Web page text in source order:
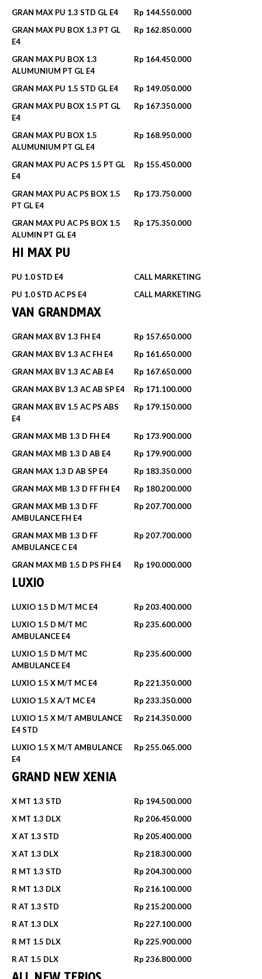
GRAN MAX PU 1.3 STD GL E4
Rp 144.550.000
GRAN MAX PU BOX 1.3 PT GL
E4
Rp 162.850.000
GRAN MAX PU BOX 1.3
ALUMUNIUM PT GL E4
Rp 164.450.000
GRAN MAX PU 1.5 STD GL E4
Rp 149.050.000
GRAN MAX PU BOX 1.5 PT GL
E4
Rp 167.350.000
GRAN MAX PU BOX 1.5
ALUMUNIUM PT GL E4
Rp 168.950.000
GRAN MAX PU AC PS 1.5 PT GL
E4
Rp 155.450.000
GRAN MAX PU AC PS BOX 1.5
PT GL E4
Rp 173.750.000
GRAN MAX PU AC PS BOX 1.5
ALUMIN PT GL E4
Rp 175.350.000
HI MAX PU
PU 1.0 STD E4
CALL MARKETING
PU 1.0 STD AC PS E4
CALL MARKETING
VAN GRANDMAX
GRAN MAX BV 1.3 FH E4
Rp 157.650.000
GRAN MAX BV 1.3 AC FH E4
Rp 161.650.000
GRAN MAX BV 1.3 AC AB E4
Rp 167.650.000
GRAN MAX BV 1.3 AC AB SP E4
Rp 171.100.000
GRAN MAX BV 1.5 AC PS ABS
E4
Rp 179.150.000
GRAN MAX MB 1.3 D FH E4
Rp 173.900.000
GRAN MAX MB 1.3 D AB E4
Rp 179.900.000
GRAN MAX 1.3 D AB SP E4
Rp 183.350.000
GRAN MAX MB 1.3 D FF FH E4
Rp 180.200.000
GRAN MAX MB 1.3 D FF
AMBULANCE FH E4
Rp 207.700.000
GRAN MAX MB 1.3 D FF
AMBULANCE C E4
Rp 207.700.000
GRAN MAX MB 1.5 D PS FH E4 Rp 190.000.000
LUXIO
LUXIO 1.5 D M/T MC E4
Rp 203.400.000
LUXIO 1.5 D M/T MC
AMBULANCE E4
Rp 235.600.000
LUXIO 1.5 D M/T MC
AMBULANCE E4
Rp 235.600.000
LUXIO 1.5 X M/T MC E4
Rp 221.350.000
LUXIO 1.5 X A/T MC E4
Rp 233.350.000
LUXIO 1.5 X M/T AMBULANCE
E4 STD
Rp 214.350.000
LUXIO 1.5 X M/T AMBULANCE
E4
Rp 255.065.000
GRAND NEW XENIA
X MT 1.3 STD
Rp 194.500.000
X MT 1.3 DLX
Rp 206.450.000
X AT 1.3 STD
Rp 205.400.000
X AT 1.3 DLX
Rp 218.300.000
R MT 1.3 STD
Rp 204.300.000
R MT 1.3 DLX
Rp 216.100.000
R AT 1.3 STD
Rp 215.200.000
R AT 1.3 DLX
Rp 227.100.000
R MT 1.5 DLX
Rp 225.900.000
R AT 1.5 DLX
Rp 236.800.000